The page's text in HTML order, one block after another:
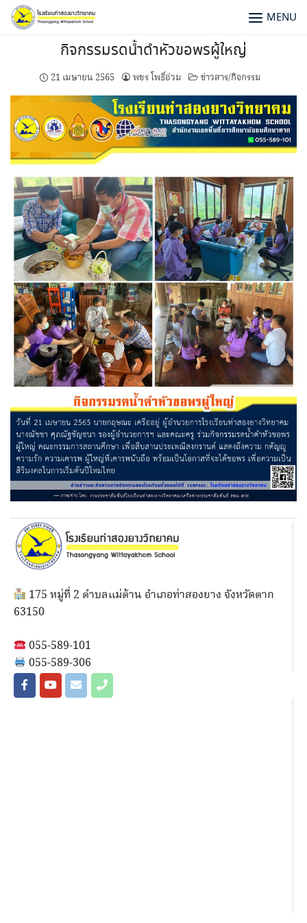
MENU
กิจกรรมรดน้ำดำหัวขอพรผู้ใหญ่
21 เมษายน 2565 พชร โพธิ์อ่วม ข่าวสาร/กิจกรรม
175 หมู่ที่ 2 ตำบลแม่ต้าน อำเภอท่าสองยาง จังหวัดตาก
63150
055-589-101
055-589-306